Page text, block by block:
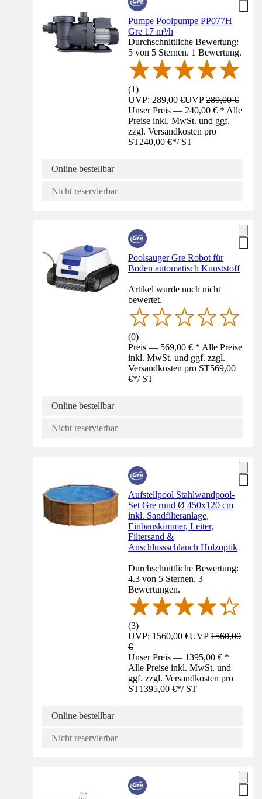
Pumpe Poolpumpe PP077H
Gre 17 m³/h
Durchschnittliche Bewertung:
5 von 5 Sternen. 1 Bewertung.
(1)
UVP: 289,00 €UVP289,00 €
Unser Preis — 240,00 € * Alle
Preise inkl. MwSt. und ggf.
zzgl. Versandkosten pro
ST240,00 €*/ ST
Online bestellbar
Nicht reservierbar
Poolsauger Gre Robot für
Boden automatisch Kunststoff
Artikel wurde noch nicht
bewertet.
(0)
Preis — 569,00 € * Alle Preise
inkl. MwSt. und ggf. zzgl.
Versandkosten pro ST569,00
€*/ ST
Online bestellbar
Nicht reservierbar
Aufstellpool Stahlwandpool-
Set Gre rund Ø 450x120 cm
inkl. Sandfilteranlage,
Einbauskimmer, Leiter,
Filtersand &
Anschlussschlauch Holzoptik
Durchschnittliche Bewertung:
4.3 von 5 Sternen. 3
Bewertungen.
(3)
UVP: 1560,00 €UVP1560,00
€
Unser Preis — 1395,00 € *
Alle Preise inkl. MwSt. und
ggf. zzgl. Versandkosten pro
ST1395,00 €*/ ST
Online bestellbar
Nicht reservierbar